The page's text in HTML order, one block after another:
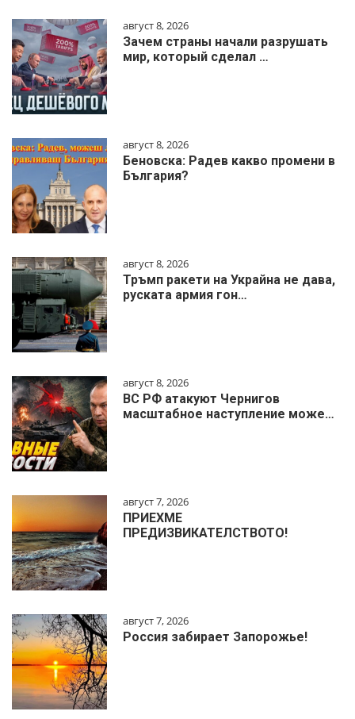
август 8, 2026
Зачем страны начали разрушать
мир, который сделал …
август 8, 2026
Беновска: Радев какво промени в
България?
август 8, 2026
Тръмп ракети на Украйна не дава,
руската армия гон…
август 8, 2026
ВС РФ атакуют Чернигов
масштабное наступление може…
август 7, 2026
ПРИЕХМЕ
ПРЕДИЗВИКАТЕЛСТВОТО!
август 7, 2026
Россия забирает Запорожье!